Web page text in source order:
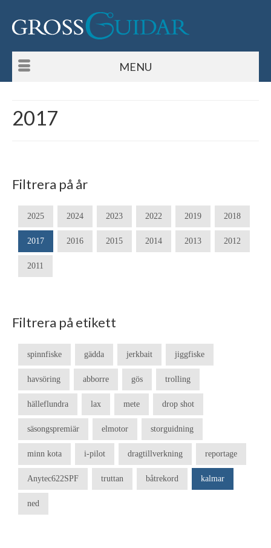
MENU
2017
Filtrera på år
2025 2024 2023 2022 2019 2018
2017 2016 2015 2014 2013 2012
2011
Filtrera på etikett
spinnfiske gädda jerkbait jiggfiske
havsöring abborre gös trolling
hälleflundra lax mete drop shot
säsongspremiär elmotor storguidning
minn kota i-pilot dragtillverkning reportage
Anytec622SPF truttan båtrekord kalmar
ned